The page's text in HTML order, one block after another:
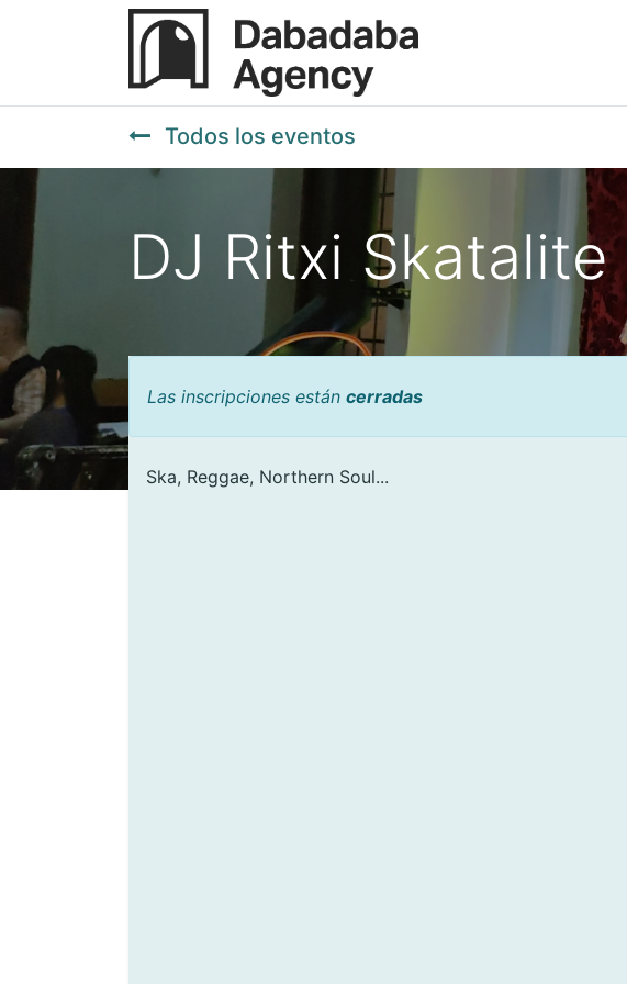
Todos los eventos
DJ Ritxi Skatalite
Las inscripciones están cerradas
Ska, Reggae, Northern Soul...